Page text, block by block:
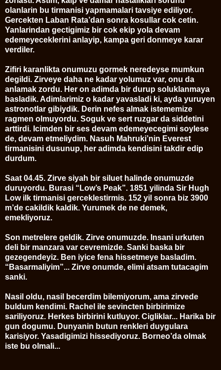
olanlarin bu tirmanisi yapmamalari tavsiye ediliyor.
Gercekten Laban Rata’dan sonra kosullar cok cetin.
Yanlarindan gectigimiz bir cok ekip yola devam
edemeyeceklerini anlayip, kampa geri donmeye karar
verdiler.
Zifiri karanlikta onumuzu gormek neredeyse mumkun
degildi. Zirveye daha ne kadar yolumuz var, onu da
anlamak zordu. Her on adimda bir durup soluklanmaya
basladik. Adimlarimiz o kadar yavasladi ki, ayda yuruyen
astronotlar gibiydik. Derin nefes almak istememize
ragmen olmuyordu. Soguk ve sert ruzgar da siddetini
arttirdi. Icimden bir ses devam edemeyecegimi soylese
de, devam etmeliydim. Nasuh Mahruki’nin Everest
tirmanisini dusunup, her adimda kendisini takdir edip
durdum.
Saat 04.45. Zirve siyah bir siluet halinde onumuzde
duruyordu. Burasi “Low’s Peak”. 1851 yilinda Sir Hugh
Low ilk tirmanisi gerceklestirmis. 152 yil sonra biz 3900
m’de cakildik kaldik. Yurumek de ne demek,
emekliyoruz.
Son metrelere geldik. Zirve onumuzde. Insani urkuten
deli bir manzara var cevremizde. Sanki baska bir
gezegendeyiz. Ben iyice fena hissetmeye basladim.
“Basarmaliyim”... Zirve onumde, elimi atsam tutacagim
sanki.
Nasil oldu, nasil becerdim bilemiyorum, ama zirvede
buldum kendimi. Rachel ile sevincten birbirimize
sariliyoruz. Herkes birbirini kutluyor. Cigliklar... Harika bir
gun dogumu. Dunyanin butun renkleri duygulara
karisiyor. Yasadigimizi hissediyoruz. Borneo’da olmak
iste bu olmali...